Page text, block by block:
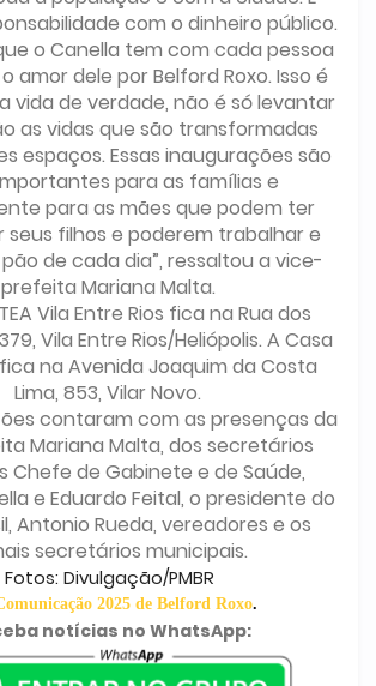
com o dinheiro público.
o Canella tem com cada pessoa
amor dele por Belford Roxo. Isso é
vida de verdade, não é só levantar
as vidas que são transformadas
espaços. Essas inaugurações são
para as famílias e
para as mães que podem ter
seus filhos e poderem trabalhar e
de cada dia”, ressaltou a vice-
prefeita Mariana Malta.
Vila Entre Rios fica na Rua dos
Vila Entre Rios/Heliópolis. A Casa
na Avenida Joaquim da Costa
Lima, 853, Vilar Novo.
contaram com as presenças da
Mariana Malta, dos secretários
Chefe de Gabinete e de Saúde,
e Eduardo Feital, o presidente do
Antonio Rueda, vereadores e os
secretários municipais.
Fotos: Divulgação/PMBR
2025 de Belford Roxo.
notícias no WhatsApp: